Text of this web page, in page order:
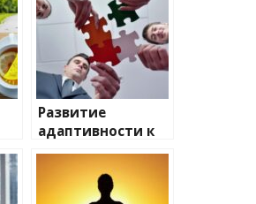
Развитие
адаптивности к
изменениям —
пошаговое
руководство